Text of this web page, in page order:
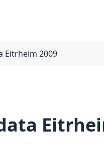
Eitrheim 2009